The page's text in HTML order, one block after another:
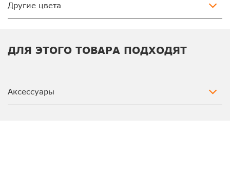
Другие цвета
ДЛЯ ЭТОГО ТОВАРА ПОДХОДЯТ
Аксессуары